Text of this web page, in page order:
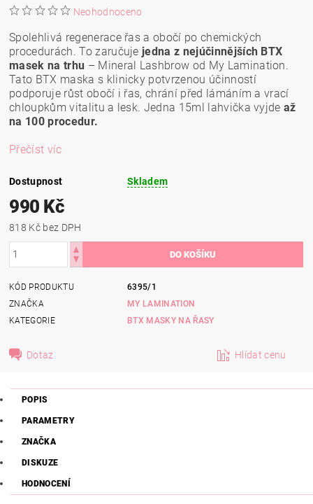
Neohodnoceno
Spolehlivá regenerace řas a obočí po chemických
procedurách. To zaručuje jedna z nejúčinnějších BTX
masek na trhu – Mineral Lashbrow od My Lamination.
Tato BTX maska s klinicky potvrzenou účinností
podporuje růst obočí i řas, chrání před lámáním a vrací
chloupkům vitalitu a lesk. Jedna 15ml lahvička vyjde až
na 100 procedur.
Přečíst víc
Dostupnost Skladem
990 Kč
818 Kč bez DPH
KÓD PRODUKTU
6395/1
ZNAČKA
MY LAMINATION
KATEGORIE
BTX MASKY NA ŘASY
Dotaz Hlídat cenu
POPIS
PARAMETRY
ZNAČKA
DISKUZE
HODNOCENÍ